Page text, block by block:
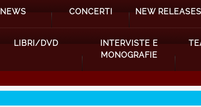
NEWS CONCERTI NEW RELEASES
LIBRI/DVD
INTERVISTE E
MONOGRAFIE